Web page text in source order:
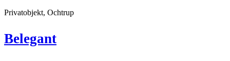
Privatobjekt, Ochtrup
Belegant